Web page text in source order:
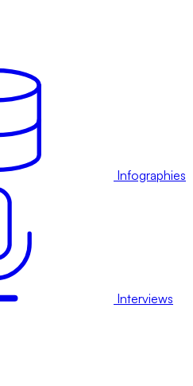
Infographies
Interviews